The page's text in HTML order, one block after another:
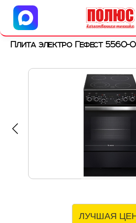
Центр бытовой
г. Ульяновск, ул.
Плита электро Гефест 5560-
ЛУЧШАЯ